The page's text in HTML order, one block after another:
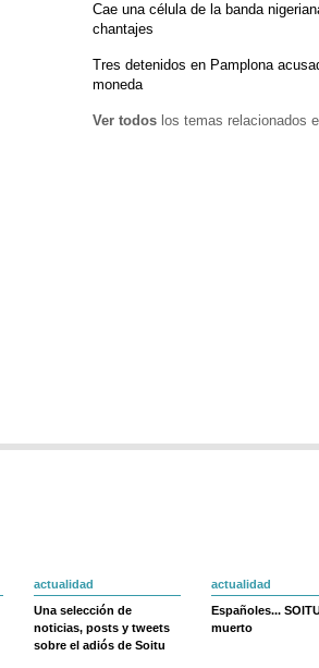
Cae una célula de la banda
chantajes
Tres detenidos en Pamplona
moneda
Ver todos los temas relacionados
actualidad
Una selección de
noticias, posts y tweets
sobre el adiós de Soitu
actualidad
Españoles...
muerto